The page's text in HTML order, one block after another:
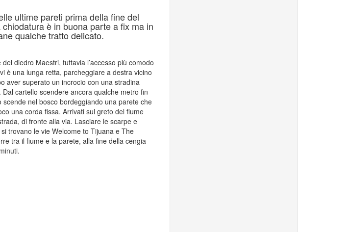
ultime pareti prima della fine del
è in buona parte a fix ma in
qualche tratto delicato.
diedro Maestri, tuttavia l’accesso più comodo
è una lunga retta, parcheggiare a destra vicino
aver superato un incrocio con una stradina
cartello scendere ancora qualche metro fin
nel bosco bordeggiando una parete che
una corda fissa. Arrivati sul greto del fiume
di fronte alla via. Lasciare le scarpe e
trovano le vie Welcome to Tijuana e The
tra il fiume e la parete, alla fine della cengia